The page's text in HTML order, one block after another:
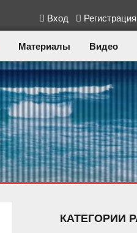
Вход Регистрация
Материалы Видео
КАТЕГОРИИ